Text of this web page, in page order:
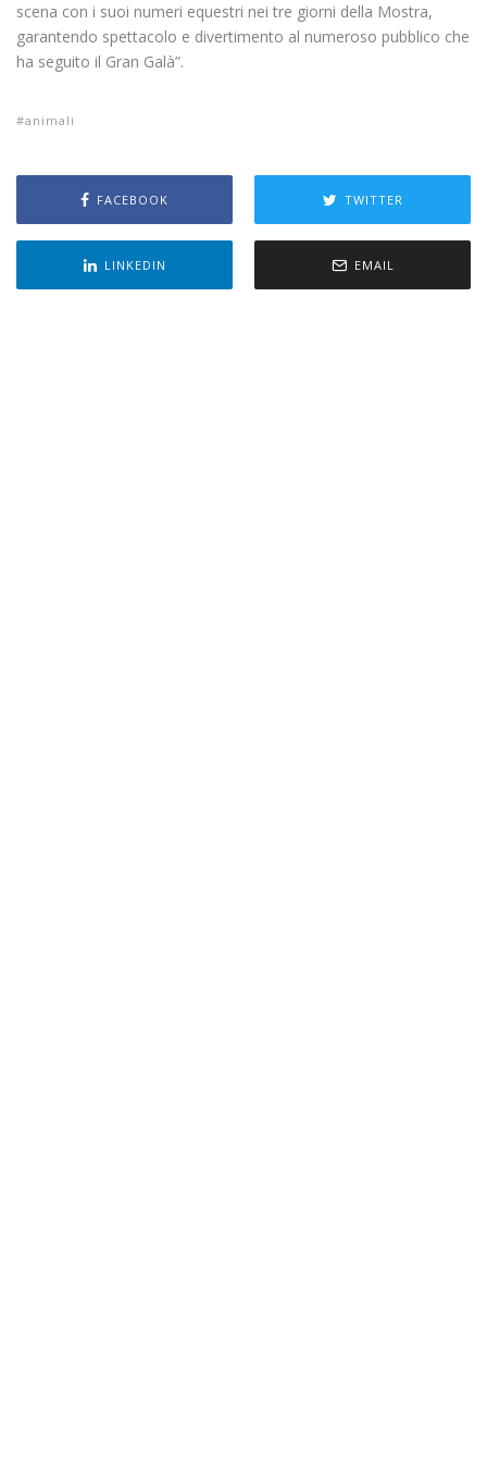
scena con i suoi numeri equestri nei tre giorni della Mostra,
garantendo spettacolo e divertimento al numeroso pubblico che
ha seguito il Gran Galà”.
animali
FACEBOOK TWITTER
LINKEDIN EMAIL